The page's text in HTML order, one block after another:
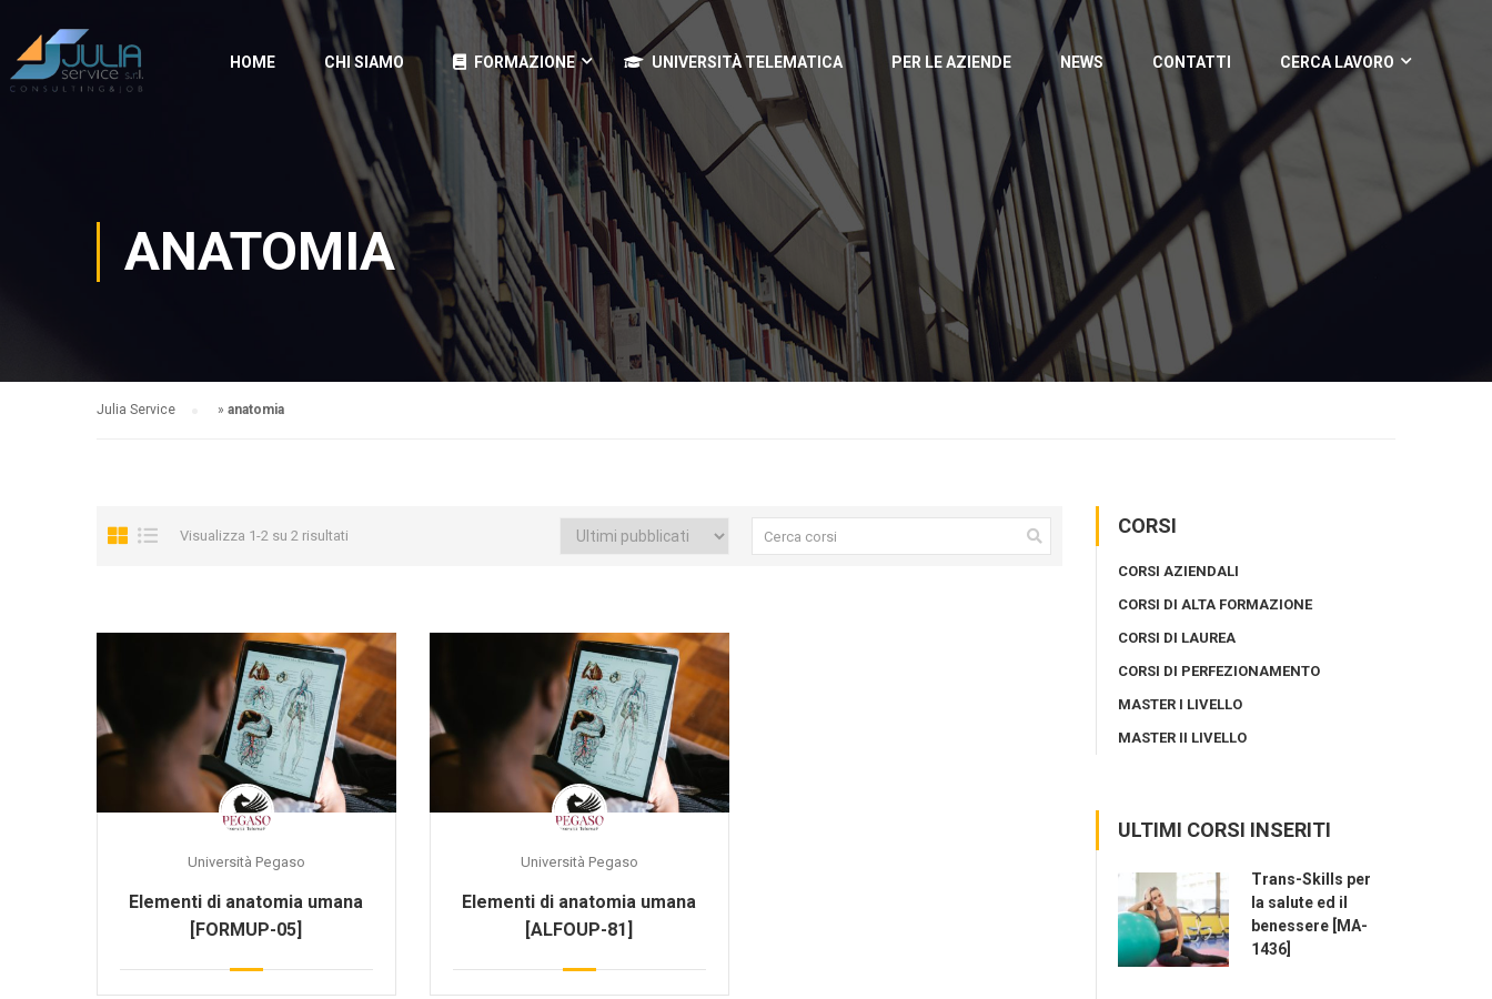
HOME CHI SIAMO FORMAZIONE UNIVERSITÀ TELEMATICA PER LE AZIENDE NEWS CONTATTI CERCA LAVORO
ANATOMIA
Julia Service » anatomia
Visualizza 1-2 su 2 risultati
Università Pegaso
Elementi di anatomia umana
[FORMUP-05]
Università Pegaso
Elementi di anatomia umana
[ALFOUP-81]
CORSI
CORSI AZIENDALI
CORSI DI ALTA FORMAZIONE
CORSI DI LAUREA
CORSI DI PERFEZIONAMENTO
MASTER I LIVELLO
MASTER II LIVELLO
ULTIMI CORSI INSERITI
Trans-Skills per
la salute ed il
benessere [MA-
1436]